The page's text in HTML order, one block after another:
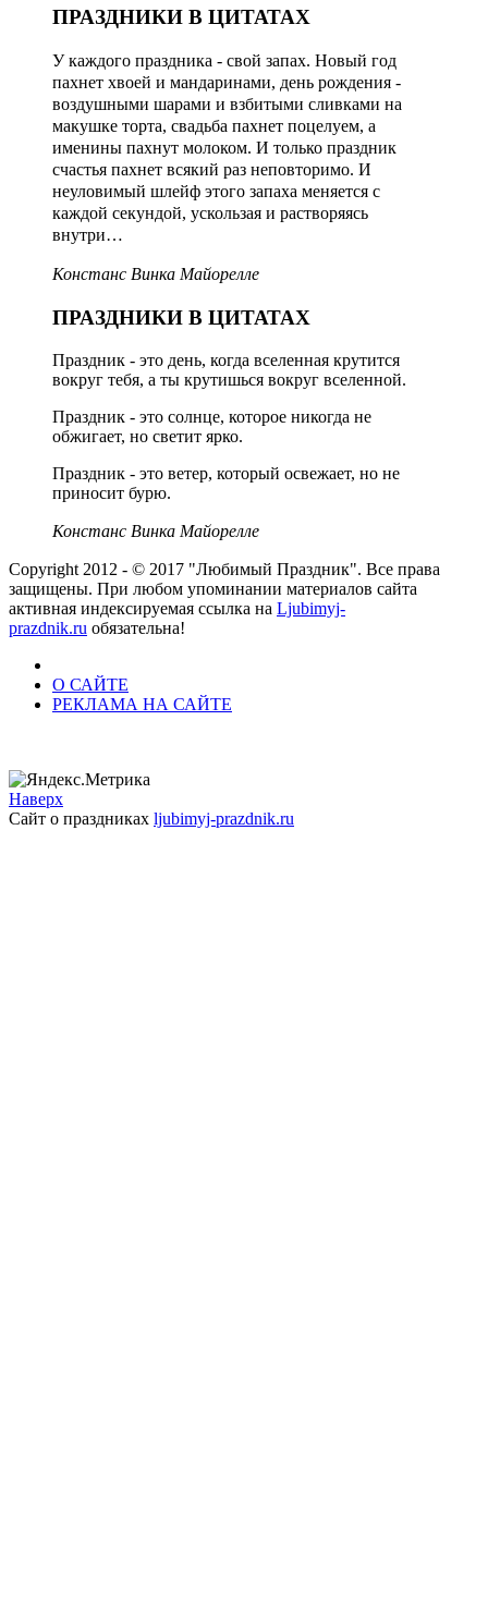
ПРАЗДНИКИ В ЦИТАТАХ
У каждого праздника - свой запах. Новый год
пахнет хвоей и мандаринами, день рождения -
воздушными шарами и взбитыми сливками на
макушке торта, свадьба пахнет поцелуем, а
именины пахнут молоком. И только праздник
счастья пахнет всякий раз неповторимо. И
неуловимый шлейф этого запаха меняется с
каждой секундой, ускользая и растворяясь
внутри…
Констанс Винка Майорелле
ПРАЗДНИКИ В ЦИТАТАХ
Праздник - это день, когда вселенная крутится
вокруг тебя, а ты крутишься вокруг вселенной.
Праздник - это солнце, которое никогда не
обжигает, но светит ярко.
Праздник - это ветер, который освежает, но не
приносит бурю.
Констанс Винка Майорелле
Copyright 2012 - © 2017 "Любимый Праздник". Все права
защищены. При любом упоминании материалов сайта
активная индексируемая ссылка на Ljubimyj-
prazdnik.ru обязательна!
О САЙТЕ
РЕКЛАМА НА САЙТЕ
Наверх
Сайт о праздниках ljubimyj-prazdnik.ru